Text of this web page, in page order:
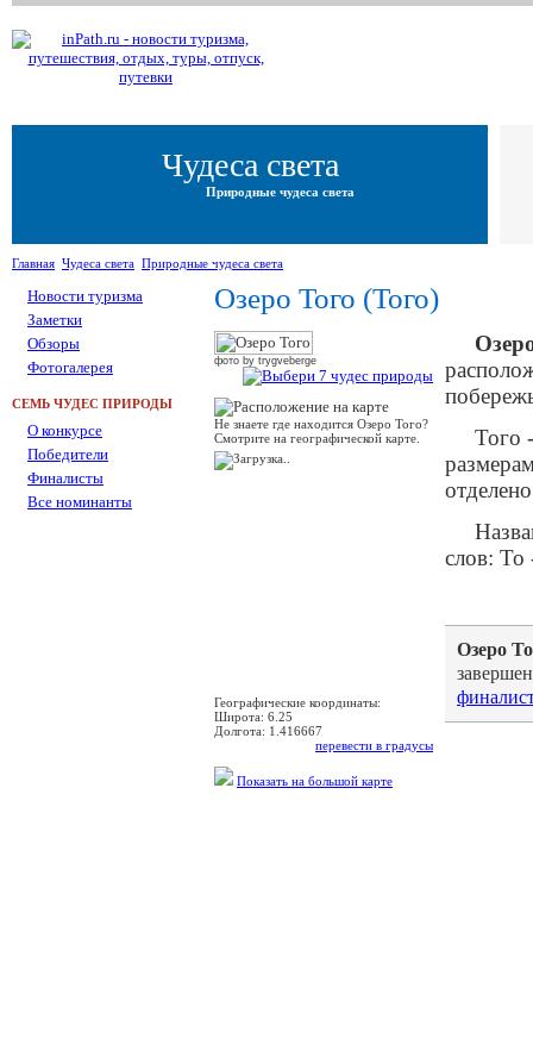
Чудеса света
Природные чудеса света
Главная Чудеса света Природные чудеса света
Новости туризма
Заметки
Обзоры
Фотогалерея
СЕМЬ ЧУДЕС ПРИРОДЫ
О конкурсе
Победители
Финалисты
Все номинанты
Озеро Того (Того)
фото by trygveberge
Не знаете где находится Озеро Того?
Смотрите на географической карте.
Географические координаты:
Широта: 6.25
Долгота: 1.416667
перевести в градусы
Показать на большой карте
Того
слов: To
Озеро